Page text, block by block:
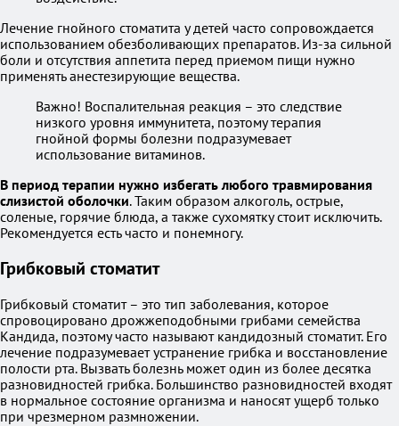
Лечение гнойного стоматита у детей часто сопровождается
использованием обезболивающих препаратов. Из-за сильной
боли и отсутствия аппетита перед приемом пищи нужно
применять анестезирующие вещества.
Важно! Воспалительная реакция – это следствие
низкого уровня иммунитета, поэтому терапия
гнойной формы болезни подразумевает
использование витаминов.
В период терапии нужно избегать любого травмирования
слизистой оболочки. Таким образом алкоголь, острые,
соленые, горячие блюда, а также сухомятку стоит исключить.
Рекомендуется есть часто и понемногу.
Грибковый стоматит
Грибковый стоматит – это тип заболевания, которое
спровоцировано дрожжеподобными грибами семейства
Кандида, поэтому часто называют кандидозный стоматит. Его
лечение подразумевает устранение грибка и восстановление
полости рта. Вызвать болезнь может один из более десятка
разновидностей грибка. Большинство разновидностей входят
в нормальное состояние организма и наносят ущерб только
при чрезмерном размножении.